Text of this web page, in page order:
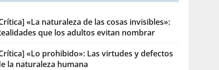
«La naturaleza de las cosas invisibles»:
que los adultos evitan nombrar
«Lo prohibido»: Las virtudes y defectos
la naturaleza humana